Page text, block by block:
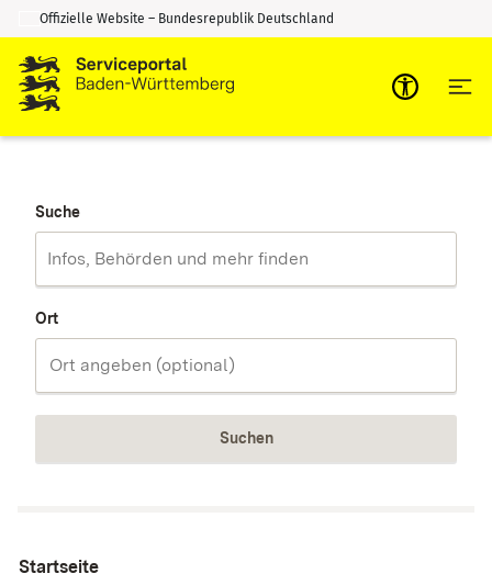
Zum Inhalt springen
Zur Suche springen
Offizielle Website – Bundesrepublik Deutschland
Suche
Ort
Suchen
Startseite